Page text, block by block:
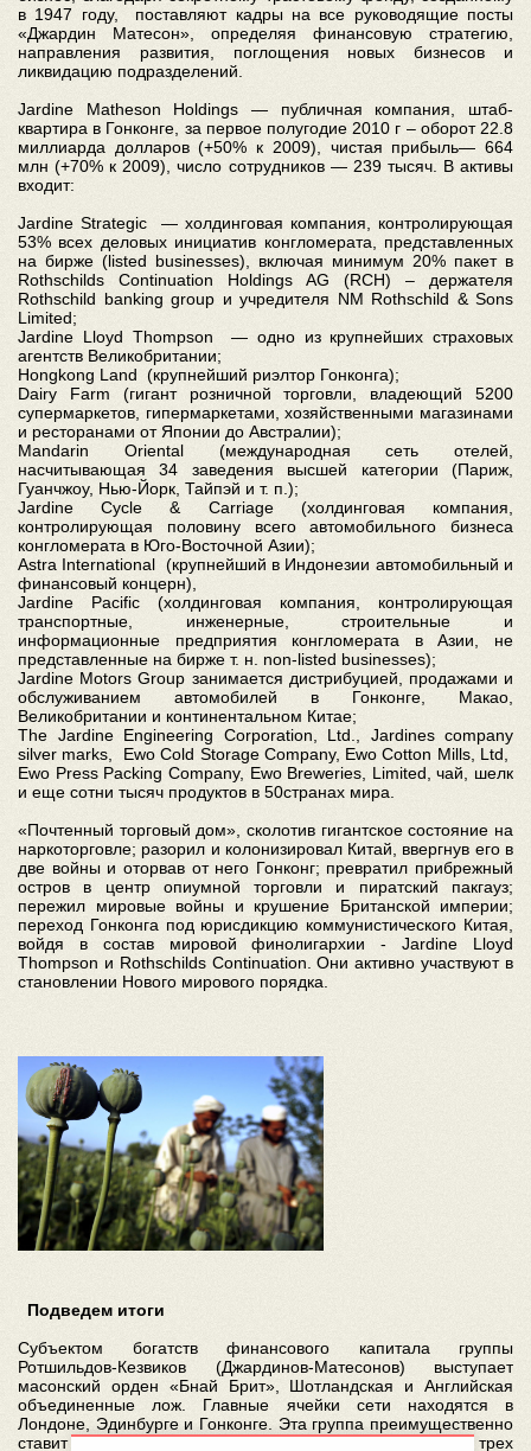
в 1947 году, поставляют кадры на все руководящие посты
«Джардин Матесон», определяя финансовую стратегию,
направления развития, поглощения новых бизнесов и
ликвидацию подразделений.
Jardine Matheson Holdings — публичная компания, штаб-
квартира в Гонконге, за первое полугодие 2010 г – оборот 22.8
миллиарда долларов (+50% к 2009), чистая прибыль— 664
млн (+70% к 2009), число сотрудников — 239 тысяч. В активы
входит:
Jardine Strategic — холдинговая компания, контролирующая
53% всех деловых инициатив конгломерата, представленных
на бирже (listed businesses), включая минимум 20% пакет в
Rothschilds Continuation Holdings AG (RCH) – держателя
Rothschild banking group и учредителя NM Rothschild & Sons
Limited;
Jardine Lloyd Thompson — одно из крупнейших страховых
агентств Великобритании;
Hongkong Land (крупнейший риэлтор Гонконга);
Dairy Farm (гигант розничной торговли, владеющий 5200
супермаркетов, гипермаркетами, хозяйственными магазинами
и ресторанами от Японии до Австралии);
Mandarin Oriental (международная сеть отелей,
насчитывающая 34 заведения высшей категории (Париж,
Гуанчжоу, Нью-Йорк, Тайпэй и т. п.);
Jardine Cycle & Carriage (холдинговая компания,
контролирующая половину всего автомобильного бизнеса
конгломерата в Юго-Восточной Азии);
Astra International (крупнейший в Индонезии автомобильный и
финансовый концерн),
Jardine Pacific (холдинговая компания, контролирующая
транспортные, инженерные, строительные и
информационные предприятия конгломерата в Азии, не
представленные на бирже т. н. non-listed businesses);
Jardine Motors Group занимается дистрибуцией, продажами и
обслуживанием автомобилей в Гонконге, Макао,
Великобритании и континентальном Китае;
The Jardine Engineering Corporation, Ltd., Jardines company
silver marks, Ewo Cold Storage Company, Ewo Cotton Mills, Ltd,
Ewo Press Packing Company, Ewo Breweries, Limited, чай, шелк
и еще сотни тысяч продуктов в 50странах мира.
«Почтенный торговый дом», сколотив гигантское состояние на
наркоторговле; разорил и колонизировал Китай, ввергнув его в
две войны и оторвав от него Гонконг; превратил прибрежный
остров в центр опиумной торговли и пиратский пакгауз;
пережил мировые войны и крушение Британской империи;
переход Гонконга под юрисдикцию коммунистического Китая,
войдя в состав мировой финолигархии - Jardine Lloyd
Thompson и Rothschilds Continuation. Они активно участвуют в
становлении Нового мирового порядка.
Подведем итоги
Субъектом богатств финансового капитала группы
Ротшильдов-Кезвиков (Джардинов-Матесонов) выступает
масонский орден «Бнай Брит», Шотландская и Английская
объединенные лож. Главные ячейки сети находятся в
Лондоне, Эдинбурге и Гонконге. Эта группа преимущественно
ставит на контроль над обменными курсами любых трех